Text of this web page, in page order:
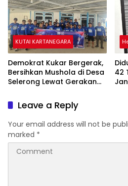
KUTAI KARTANEGARA
Demokrat Kukar Bergerak,
Bersihkan Mushola di Desa
Selerong Lewat Gerakan
42
Leave a Reply
Your email address will not be
marked *